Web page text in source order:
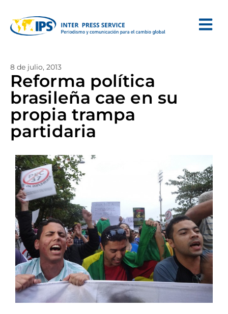
8 de julio, 2013
Reforma política
brasileña cae en su
propia trampa
partidaria